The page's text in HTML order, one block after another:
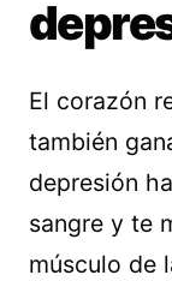
El corazón
también
depresión
sangre y te
músculo de